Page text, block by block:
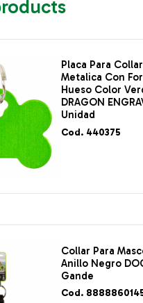
Placa Para Collar
Metalica Con
Hueso Color
DRAGON
Unidad
Cod. 440375
Collar Para
Anillo Negro
Gande
Cod.